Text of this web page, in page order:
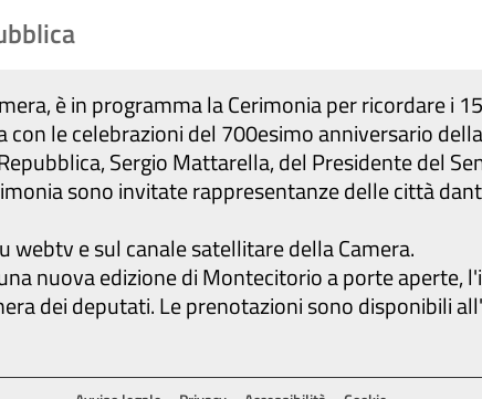
è in programma la Cerimonia per ricordare i
le celebrazioni del 700esimo anniversario
Sergio Mattarella, del Presidente del
sono invitate rappresentanze delle città
webtv e sul canale satellitare della Camera.
nuova edizione di Montecitorio a porte aperte,
dei deputati. Le prenotazioni sono disponibili